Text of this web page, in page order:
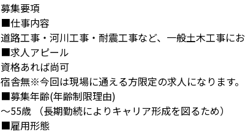
募集要項
■仕事内容
道路工事・河川工事・耐震工事など、一般土木工事に
■求人アピール
資格あれば尚可
宿舎無※今回は現場に通える方限定の求人になります。
■募集年齢(年齢制限理由)
～55歳 （長期勤続によりキャリア形成を図るため）
■雇用形態